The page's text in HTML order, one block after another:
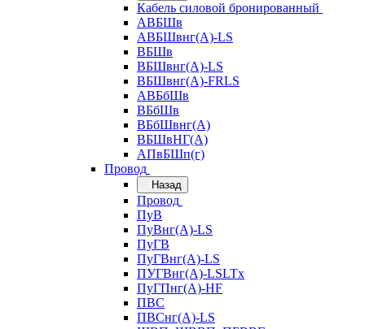
Кабель силовой бронированный
АВБШв
АВБШвнг(А)-LS
ВБШв
ВБШвнг(А)-LS
ВБШвнг(А)-FRLS
АВБбШв
ВБбШв
ВБбШвнг(А)
ВБШвНГ(А)
АПвБШп(г)
Провод
Назад
Провод
ПуВ
ПуВнг(А)-LS
ПуГВ
ПуГВнг(А)-LS
ПУГВнг(А)-LSLTx
ПуГПнг(А)-HF
ПВС
ПВСнг(А)-LS